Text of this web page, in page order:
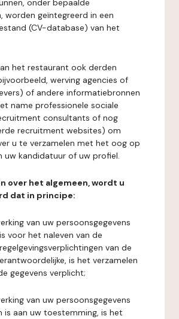
onder bepaalde
worden geïntegreerd in een
(CV-database) van het
het restaurant ook derden
werving agencies of
of andere informatiebronnen
name professionele sociale
consultants of nog
recruitment websites) om
u te verzamelen met het oog op
uw kandidatuur of uw profiel.
over het algemeen, wordt u
dat in principe:
van uw persoonsgegevens
voor het naleven van de
van de
is het verzamelen
gegevens verplicht;
van uw persoonsgegevens
is aan uw toestemming, is het